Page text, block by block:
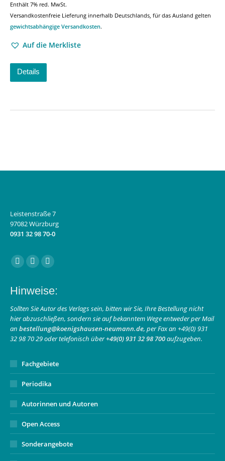
Enthält 7% red. MwSt.
Versandkostenfreie Lieferung innerhalb Deutschlands, für das Ausland gelten
gewichtsabhängige Versandkosten.
Auf die Merkliste
Details
Leistenstraße 7
97082 Würzburg
0931 32 98 70-0
Finden Sie uns auf:
Facebook
opens
in
new
window
Instagram
opens
in
new
window
E-
page
opens
in
new
window
Hinweise:
Sollten Sie Autor des Verlags sein, bitten wir Sie, Ihre Bestellung nicht
hier abzuschließen, sondern sie auf bekanntem Wege entweder per Mail
an bestellung@koenigshausen-neumann.de, per Fax an +49(0) 931
32 98 70 29 oder telefonisch über+49(0) 931 32 98 700aufzugeben.
Fachgebiete
Periodika
Autorinnen und Autoren
Open Access
Sonderangebote